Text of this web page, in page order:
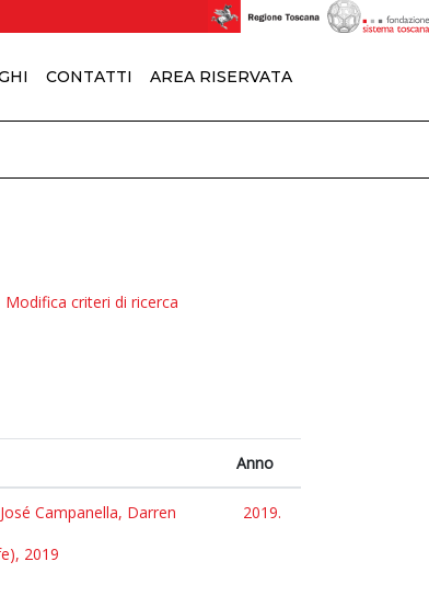
CONTATTI AREA RISERVATA
Modifica criteri di ricerca
Anno
Campanella, Darren
2019
2019.